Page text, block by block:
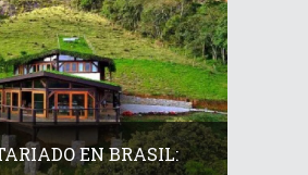
EN BRASIL: